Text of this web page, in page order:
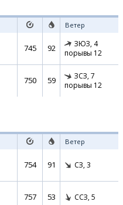
Ветер
745 92 ЗЮЗ, 4
порывы 12
750 59 ЗСЗ, 7
порывы 12
Ветер
754 91 СЗ, 3
757 53 ССЗ, 5